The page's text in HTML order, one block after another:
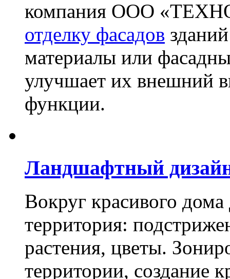
компания ООО
отделку фасадов
материалы или
улучшает их внешний
функции.
Ландшафтный
Вокруг красивого
территория:
растения, цветы.
территории, создание